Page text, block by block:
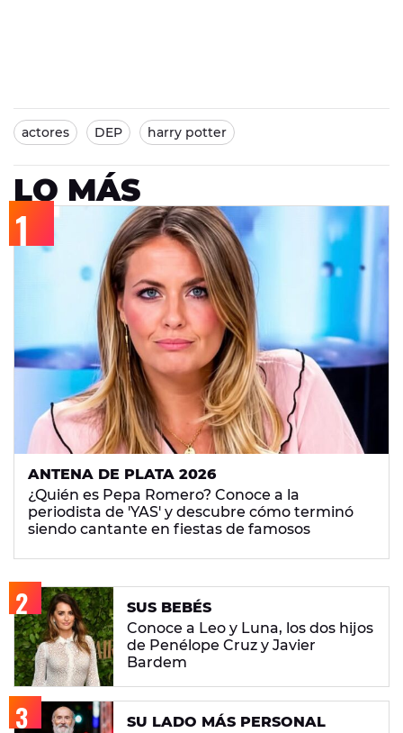
actores DEP harry potter
LO MÁS
ANTENA DE PLATA 2026
¿Quién es Pepa Romero? Conoce a la
periodista de 'YAS' y descubre cómo terminó
siendo cantante en fiestas de famosos
SUS BEBÉS
Conoce a Leo y Luna, los dos hijos
de Penélope Cruz y Javier
Bardem
SU LADO MÁS PERSONAL